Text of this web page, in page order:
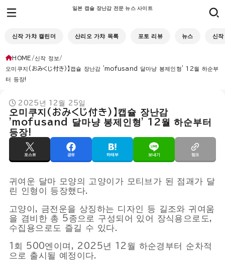
일본 캡슐 장난감 전문 뉴스 사이트
신작 가챠 캘린더 산리오 가챠 목록 포토 리뷰 뉴스 신작
HOME
신작 정보
오미쿠지(おみくじ付き)】캡슐 장난감 'mofusand 달마냥 봉제인형' 12월 하순부
터 등장!
2025년 12월 25일
오미쿠지(おみくじ付き)】캡슐 장난감
'mofusand 달마냥 봉제인형' 12월 하순부터
등장!
포스트 공유 하테부 보내기 링크
귀여운 달마 모양의 고양이가 모티브가 된 점괘가 달
린 인형이 등장했다.
고양이, 금전운을 상징하는 디자인 등 길조와 귀여움
을 겸비한 총 5종으로 구성되어 있어 장식용으로도,
수집용으로도 즐길 수 있다.
1회 500엔이며, 2025년 12월 하순경부터 순차적
으로 출시될 예정이다.